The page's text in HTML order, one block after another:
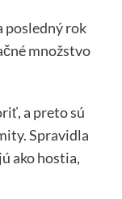
posledný rok
množstvo
a preto sú
Spravidla
ako hostia,